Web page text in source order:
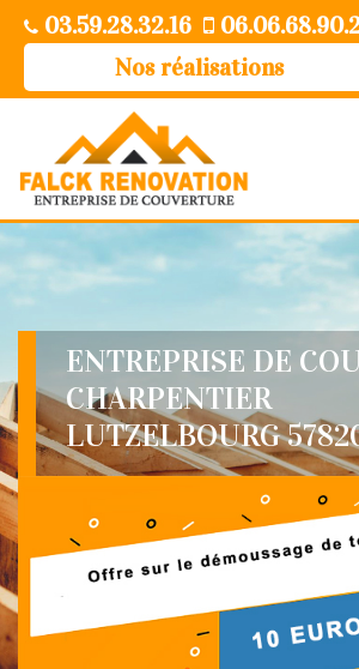
03.59.28.32.16
Nos réalisations
ENTREPRISE DE
CHARPENTIER
LUTZELBOURG